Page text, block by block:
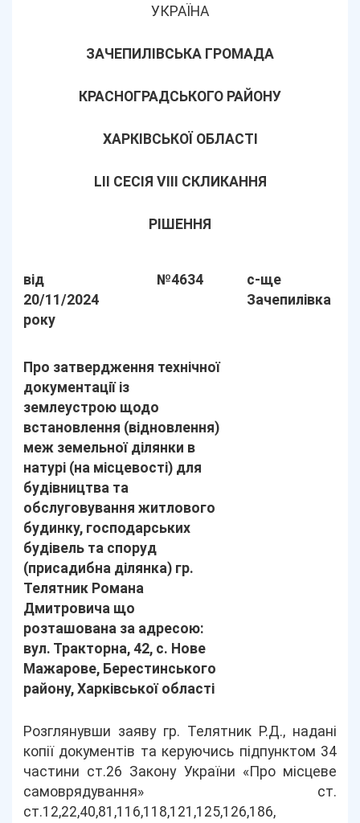
УКРАЇНА
ЗАЧЕПИЛІВСЬКА ГРОМАДА
КРАСНОГРАДСЬКОГО РАЙОНУ
ХАРКІВСЬКОЇ ОБЛАСТІ
LІІ СЕСІЯ VIII СКЛИКАННЯ
РІШЕННЯ
від
20/11/2024
року
№4634
с-ще
Зачепилівка
Про затвердження технічної
документації із
землеустрою щодо
встановлення (відновлення)
меж земельної ділянки в
натурі (на місцевості) для
будівництва та
обслуговування житлового
будинку, господарських
будівель та споруд
(присадибна ділянка) гр.
Телятник Романа
Дмитровича що
розташована за адресою:
вул. Тракторна, 42, с. Нове
Мажарове, Берестинського
району, Харківської області
Розглянувши заяву гр. Телятник Р.Д., надані
копії документів та керуючись підпунктом 34
частини ст.26 Закону України «Про місцеве
самоврядування» ст.
ст.12,22,40,81,116,118,121,125,126,186,